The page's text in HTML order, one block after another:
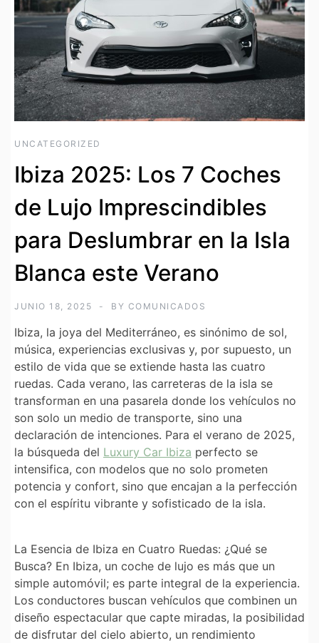
UNCATEGORIZED
Ibiza 2025: Los 7 Coches
de Lujo Imprescindibles
para Deslumbrar en la Isla
Blanca este Verano
JUNIO 18, 2025 BY COMUNICADOS
Ibiza, la joya del Mediterráneo, es sinónimo de sol,
música, experiencias exclusivas y, por supuesto, un
estilo de vida que se extiende hasta las cuatro
ruedas. Cada verano, las carreteras de la isla se
transforman en una pasarela donde los vehículos no
son solo un medio de transporte, sino una
declaración de intenciones. Para el verano de 2025,
la búsqueda del Luxury Car Ibiza perfecto se
intensifica, con modelos que no solo prometen
potencia y confort, sino que encajan a la perfección
con el espíritu vibrante y sofisticado de la isla.
La Esencia de Ibiza en Cuatro Ruedas: ¿Qué se
Busca? En Ibiza, un coche de lujo es más que un
simple automóvil; es parte integral de la experiencia.
Los conductores buscan vehículos que combinen un
diseño espectacular que capte miradas, la posibilidad
de disfrutar del cielo abierto, un rendimiento